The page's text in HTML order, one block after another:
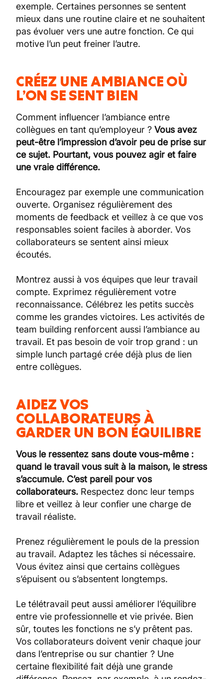
exemple. Certaines personnes se sentent
mieux dans une routine claire et ne souhaitent
pas évoluer vers une autre fonction. Ce qui
motive l’un peut freiner l’autre.
CRÉEZ UNE AMBIANCE OÙ
L’ON SE SENT BIEN
Comment influencer l’ambiance entre
collègues en tant qu’employeur ? Vous avez
peut-être l’impression d’avoir peu de prise sur
ce sujet. Pourtant, vous pouvez agir et faire
une vraie différence.
Encouragez par exemple une communication
ouverte. Organisez régulièrement des
moments de feedback et veillez à ce que vos
responsables soient faciles à aborder. Vos
collaborateurs se sentent ainsi mieux
écoutés.
Montrez aussi à vos équipes que leur travail
compte. Exprimez régulièrement votre
reconnaissance. Célébrez les petits succès
comme les grandes victoires. Les activités de
team building renforcent aussi l’ambiance au
travail. Et pas besoin de voir trop grand : un
simple lunch partagé crée déjà plus de lien
entre collègues.
AIDEZ VOS
COLLABORATEURS À
GARDER UN BON ÉQUILIBRE
Vous le ressentez sans doute vous-même :
quand le travail vous suit à la maison, le stress
s’accumule. C’est pareil pour vos
collaborateurs. Respectez donc leur temps
libre et veillez à leur confier une charge de
travail réaliste.
Prenez régulièrement le pouls de la pression
au travail. Adaptez les tâches si nécessaire.
Vous évitez ainsi que certains collègues
s’épuisent ou s’absentent longtemps.
Le télétravail peut aussi améliorer l’équilibre
entre vie professionnelle et vie privée. Bien
sûr, toutes les fonctions ne s’y prêtent pas.
Vos collaborateurs doivent venir chaque jour
dans l’entreprise ou sur chantier ? Une
certaine flexibilité fait déjà une grande